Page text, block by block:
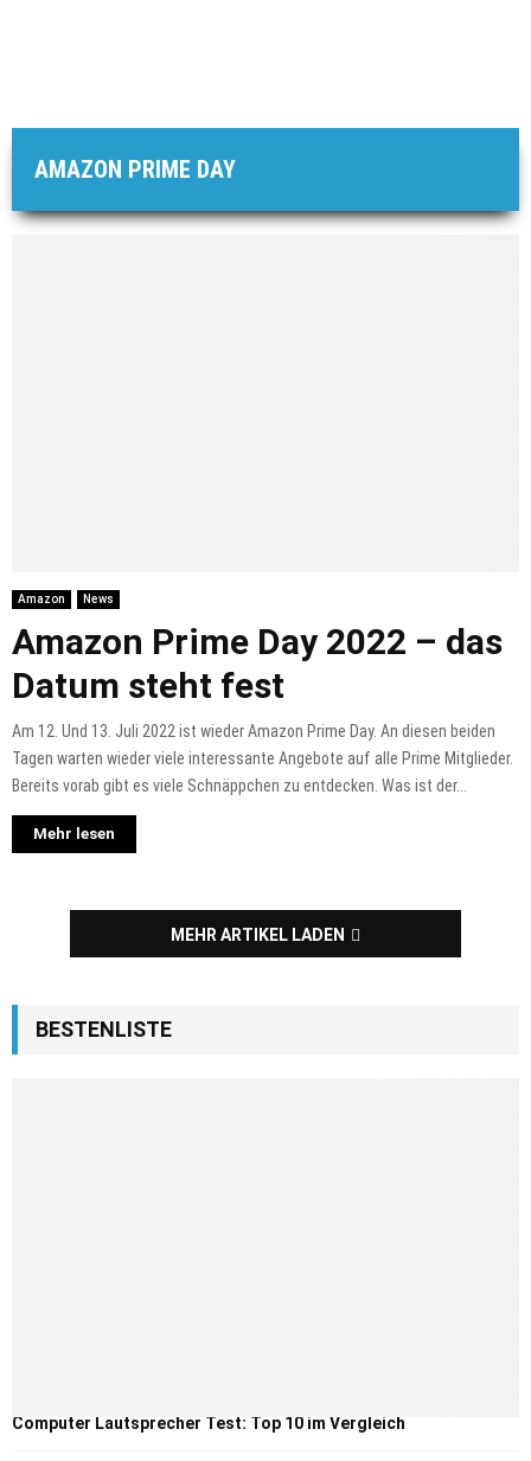
AMAZON PRIME DAY
Amazon News
Amazon Prime Day 2022 – das
Datum steht fest
Am 12. Und 13. Juli 2022 ist wieder Amazon Prime Day. An diesen beiden
Tagen warten wieder viele interessante Angebote auf alle Prime Mitglieder.
Bereits vorab gibt es viele Schnäppchen zu entdecken. Was ist der...
Mehr lesen
MEHR ARTIKEL LADEN
BESTENLISTE
Computer Lautsprecher Test: Top 10 im Vergleich